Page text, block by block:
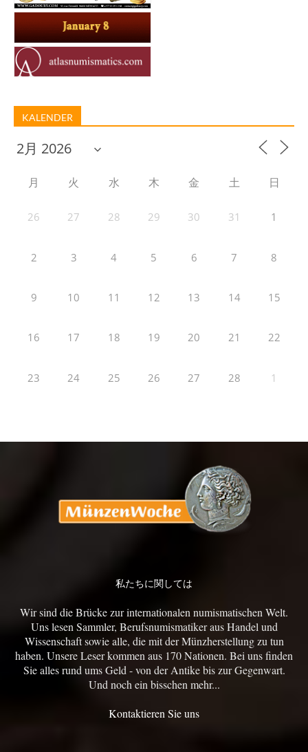
KALENDER
月 火 水 木 金 土 日
26 27 28 29 30 31 1
2 3 4 5 6 7 8
9 10 11 12 13 14 15
16 17 18 19 20 21 22
23 24 25 26 27 28 1
私たちに関しては
Wir sind die Brücke zur internationalen numismatischen Welt.
Uns lesen Sammler, Berufsnumismatiker aus Handel und
Wissenschaft sowie alle, die mit der Münzherstellung zu tun
haben. Unsere Leser kommen aus 170 Nationen. Bei uns finden
Sie alles rund ums Geld - von der Antike bis zur Gegenwart.
Und noch ein bisschen mehr...
Kontaktieren Sie uns